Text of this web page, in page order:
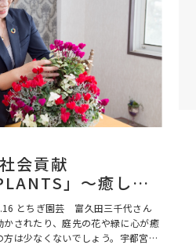
会貢献
」～癒しの
～
とちぎ園芸 富久田三千代さん
されたり、庭先の花や緑に心が癒
は少なくないでしょう。宇都宮市